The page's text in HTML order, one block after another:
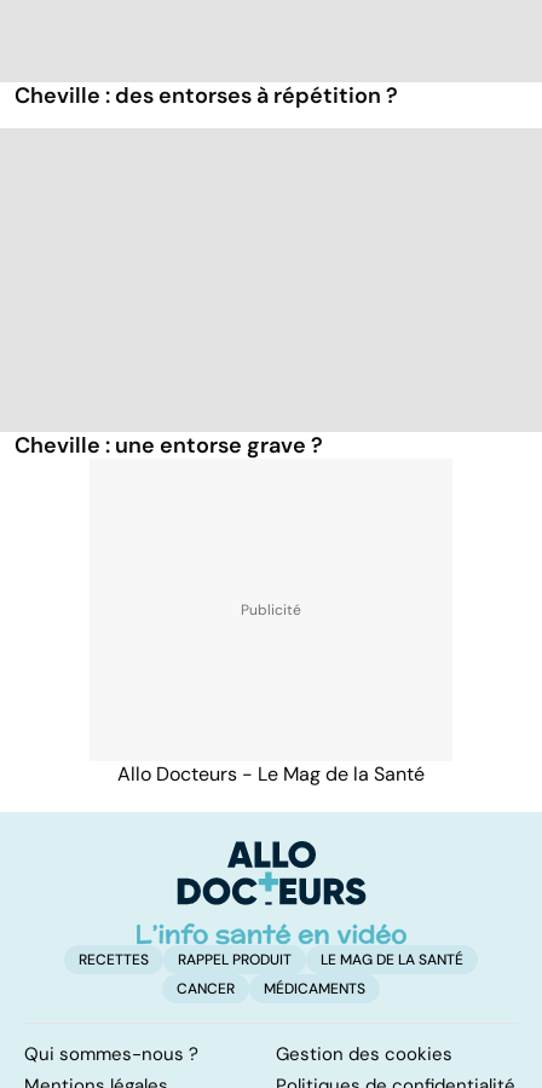
Cheville : des entorses à répétition ?
Cheville : une entorse grave ?
Allo Docteurs - Le Mag de la Santé
RECETTES RAPPEL PRODUIT
LE MAG DE LA SANTÉ
CANCER
MÉDICAMENTS
Qui sommes-nous ?
Gestion des cookies